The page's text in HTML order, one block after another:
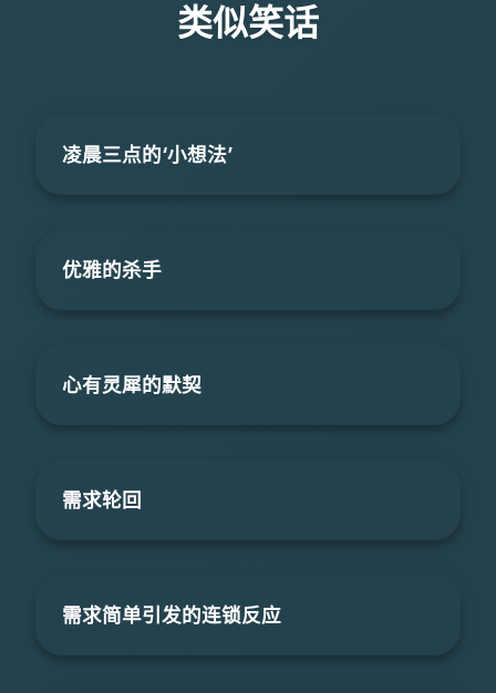
类似笑话
凌晨三点的‘小想法’
优雅的杀手
心有灵犀的默契
需求轮回
需求简单引发的连锁反应